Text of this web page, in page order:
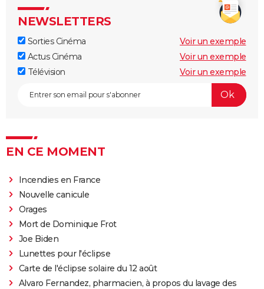
NEWSLETTERS
Sorties Cinéma
Voir un exemple
Actus Cinéma
Voir un exemple
Télévision
Voir un exemple
EN CE MOMENT
Incendies en France
Nouvelle canicule
Orages
Mort de Dominique Frot
Joe Biden
Lunettes pour l'éclipse
Carte de l'éclipse solaire du 12 août
Alvaro Fernandez, pharmacien, à propos du lavage des